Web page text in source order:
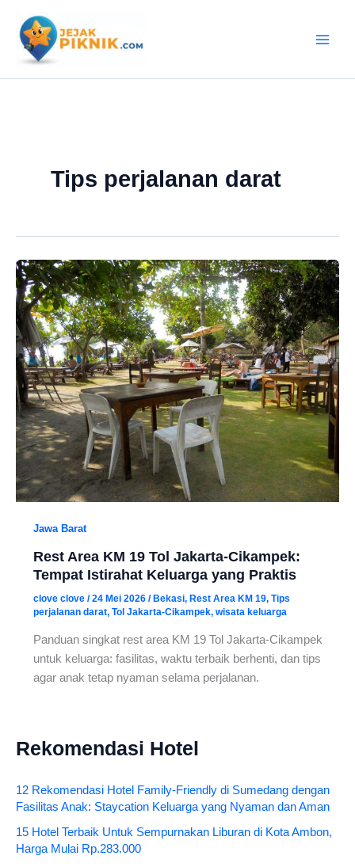
konten
Tips perjalanan darat
Jawa Barat
Rest Area KM 19 Tol Jakarta-Cikampek:
Tempat Istirahat Keluarga yang Praktis
clove clove /24 Mei 2026 / Bekasi, Rest Area KM 19, Tips
perjalanan darat, Tol Jakarta-Cikampek, wisata keluarga
Panduan singkat rest area KM 19 Tol Jakarta-Cikampek
untuk keluarga: fasilitas, waktu terbaik berhenti, dan tips
agar anak tetap nyaman selama perjalanan.
Rekomendasi Hotel
12 Rekomendasi Hotel Family-Friendly di Sumedang dengan
Fasilitas Anak: Staycation Keluarga yang Nyaman dan Aman
15 Hotel Terbaik Untuk Sempurnakan Liburan di Kota Ambon,
Harga Mulai Rp.283.000